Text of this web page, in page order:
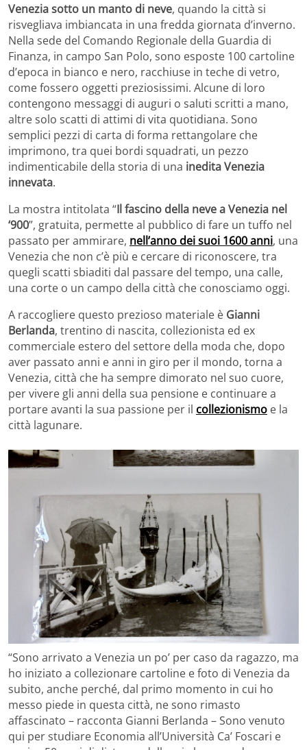
Venezia sotto un manto di neve, quando la città si
risvegliava imbiancata in una fredda giornata d’inverno.
Nella sede del Comando Regionale della Guardia di
Finanza, in campo San Polo, sono esposte 100 cartoline
d’epoca in bianco e nero, racchiuse in teche di vetro,
come fossero oggetti preziosissimi. Alcune di loro
contengono messaggi di auguri o saluti scritti a mano,
altre solo scatti di attimi di vita quotidiana. Sono
semplici pezzi di carta di forma rettangolare che
imprimono, tra quei bordi squadrati, un pezzo
indimenticabile della storia di una inedita Venezia
innevata.
La mostra intitolata “Il fascino della neve a Venezia nel
‘900”, gratuita, permette al pubblico di fare un tuffo nel
passato per ammirare, nell’anno dei suoi 1600 anni, una
Venezia che non c’è più e cercare di riconoscere, tra
quegli scatti sbiaditi dal passare del tempo, una calle,
una corte o un campo della città che conosciamo oggi.
A raccogliere questo prezioso materiale è Gianni
Berlanda, trentino di nascita, collezionista ed ex
commerciale estero del settore della moda che, dopo
aver passato anni e anni in giro per il mondo, torna a
Venezia, città che ha sempre dimorato nel suo cuore,
per vivere gli anni della sua pensione e continuare a
portare avanti la sua passione per il collezionismo e la
città lagunare.
“Sono arrivato a Venezia un po’ per caso da ragazzo, ma
ho iniziato a collezionare cartoline e foto di Venezia da
subito, anche perché, dal primo momento in cui ho
messo piede in questa città, ne sono rimasto
affascinato – racconta Gianni Berlanda – Sono venuto
qui per studiare Economia all’Università Ca’ Foscari e